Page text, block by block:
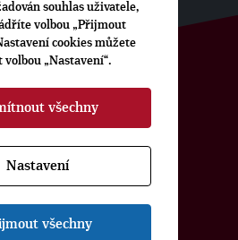
NÁŠ TOPOVÝ
souhlas uživatele,
volbou „Přijmout
cookies můžete
volbou „Nastavení“.
všechny
Nastavení
všechny